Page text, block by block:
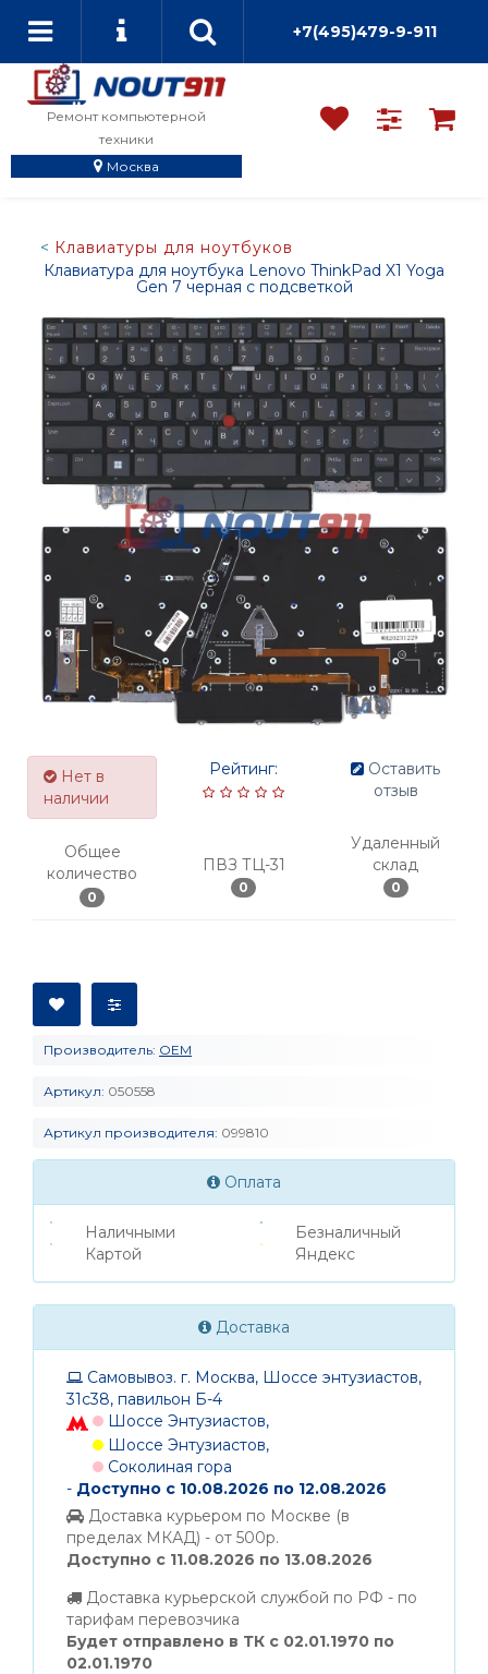
+7(495)479-9-911
Ремонт компьютерной
техники
Москва
Клавиатуры для ноутбуков
Клавиатура для ноутбука Lenovo ThinkPad X1 Yoga
Gen 7 черная с подсветкой
Нет в
наличии
Общее
количество
0
Рейтинг:
ПВЗ ТЦ-31
0
Оставить
отзыв
Удаленный
склад
0
Производитель: OEM
Артикул: 050558
Артикул производителя: 099810
Оплата
Наличными
Картой
Безналичный
Яндекс
Доставка
Самовывоз. г. Москва, Шоссе энтузиастов,
31с38, павильон Б-4
Шоссе Энтузиастов,
Шоссе Энтузиастов,
Соколиная гора
- Доступно с 10.08.2026 по 12.08.2026
Доставка курьером по Москве (в
пределах МКАД) - от 500р.
Доступно с 11.08.2026 по 13.08.2026
Доставка курьерской службой по РФ - по
тарифам перевозчика
Будет отправлено в ТК с 02.01.1970 по
02.01.1970